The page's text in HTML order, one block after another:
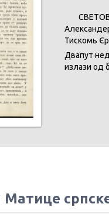
Тискомь
Двапут
излази од